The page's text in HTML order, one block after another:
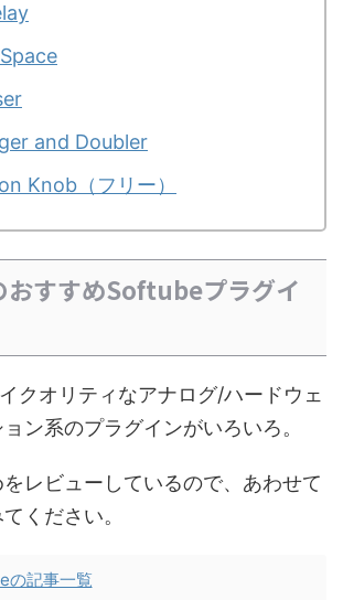
and Doubler
Knob（フリー）
おすすめSoftubeプラグイ
クオリティなアナログ/ハードウェ
ン系のプラグインがいろいろ。
レビューしているので、あわせて
ください。
の記事一覧